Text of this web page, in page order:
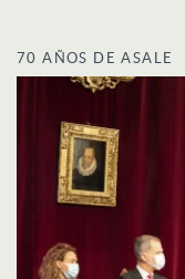
70 AÑOS DE ASALE